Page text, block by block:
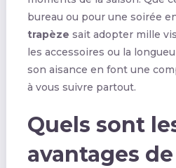
bureau ou pour une soirée
trapèze sait adopter mille
les accessoires ou la
son aisance en font une
à vous suivre partout.
Quels sont
avantages